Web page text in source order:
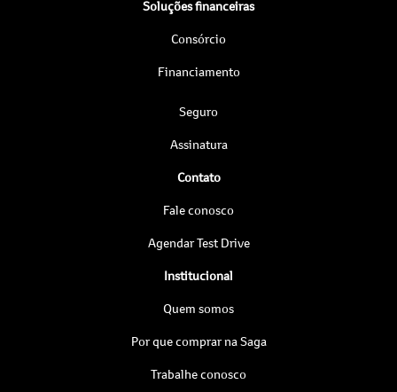
Soluções financeiras
Consórcio
Financiamento
Seguro
Assinatura
Contato
Fale conosco
Agendar Test Drive
Institucional
Quem somos
Por que comprar na Saga
Trabalhe conosco